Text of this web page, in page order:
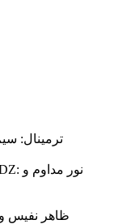
ظاهر نفیس